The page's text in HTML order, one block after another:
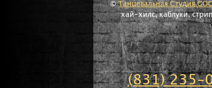
©Танцевальная Студия
хай-хилс, каблуки,
(831) 235-